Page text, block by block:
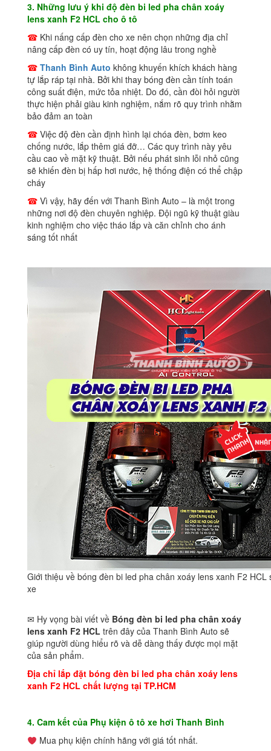
3. Những lưu ý khi độ đèn bi led pha chân xoáy
lens xanh F2 HCL cho ô tô
☎ Khi nấng cấp đèn cho xe nên chọn những địa chỉ
nâng cấp đèn có uy tín, hoạt động lâu trong nghề
☎ Thanh Bình Auto không khuyến khích khách hàng
tự lắp ráp tại nhà. Bởi khi thay bóng đèn cần tính toán
công suất điện, mức tỏa nhiệt. Do đó, cần đòi hỏi người
thực hiện phải giàu kinh nghiệm, nắm rõ quy trình nhằm
bảo đảm an toàn
☎ Việc độ đèn cần định hình lại chóa đèn, bơm keo
chống nước, lắp thêm giá đỡ… Các quy trình này yêu
cầu cao về mặt kỹ thuật. Bởi nếu phát sinh lỗi nhỏ cũng
sẽ khiến đèn bị hấp hơi nước, hệ thống điện có thể chập
cháy
☎ Vì vậy, hãy đến với Thanh Bình Auto – là một trong
những nơi độ đèn chuyên nghiệp. Đội ngũ kỹ thuật giàu
kinh nghiệm cho việc tháo lắp và căn chỉnh cho ánh
sáng tốt nhất
Giới thiệu về bóng đèn bi led pha chân xoáy lens xanh F2 HCL
xe
✉ Hy vọng bài viết về Bóng đèn bi led pha chân xoáy
lens xanh F2 HCL trên đây của Thanh Bình Auto sẽ
giúp người dùng hiểu rõ và dễ dàng thấy được mọi mặt
của sản phẩm.
Địa chỉ lắp đặt bóng đèn bi led pha chân xoáy lens
xanh F2 HCL chất lượng tại TP.HCM
4. Cam kết của Phụ kiện ô tô xe hơi Thanh Bình
Mua phụ kiện chính hãng với giá tốt nhất.